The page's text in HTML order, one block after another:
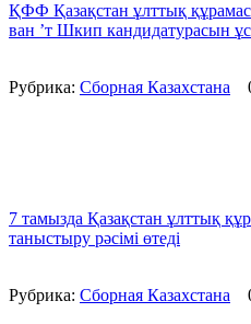
ҚФФ Қазақстан ұлттық
ван ’т Шкип кандидатурасын
Рубрика: Сборная Казахстана
7 тамызда Қазақстан ұлттық
таныстыру рәсімі өтеді
Рубрика: Сборная Казахстана